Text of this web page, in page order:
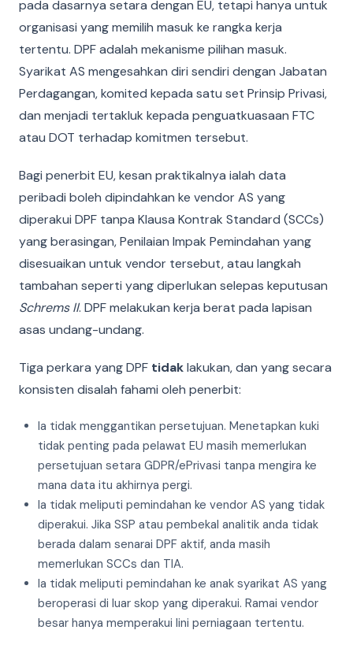
pada dasarnya setara dengan EU, tetapi hanya untuk
organisasi yang memilih masuk ke rangka kerja
tertentu. DPF adalah mekanisme pilihan masuk.
Syarikat AS mengesahkan diri sendiri dengan Jabatan
Perdagangan, komited kepada satu set Prinsip Privasi,
dan menjadi tertakluk kepada penguatkuasaan FTC
atau DOT terhadap komitmen tersebut.
Bagi penerbit EU, kesan praktikalnya ialah data
peribadi boleh dipindahkan ke vendor AS yang
diperakui DPF tanpa Klausa Kontrak Standard (SCCs)
yang berasingan, Penilaian Impak Pemindahan yang
disesuaikan untuk vendor tersebut, atau langkah
tambahan seperti yang diperlukan selepas keputusan
Schrems II. DPF melakukan kerja berat pada lapisan
asas undang-undang.
Tiga perkara yang DPF tidaklakukan, dan yang secara
konsisten disalah fahami oleh penerbit:
Ia tidak menggantikan persetujuan. Menetapkan kuki
tidak penting pada pelawat EU masih memerlukan
persetujuan setara GDPR/ePrivasi tanpa mengira ke
mana data itu akhirnya pergi.
Ia tidak meliputi pemindahan ke vendor AS yang tidak
diperakui. Jika SSP atau pembekal analitik anda tidak
berada dalam senarai DPF aktif, anda masih
memerlukan SCCs dan TIA.
Ia tidak meliputi pemindahan ke anak syarikat AS yang
beroperasi di luar skop yang diperakui. Ramai vendor
besar hanya memperakui lini perniagaan tertentu.